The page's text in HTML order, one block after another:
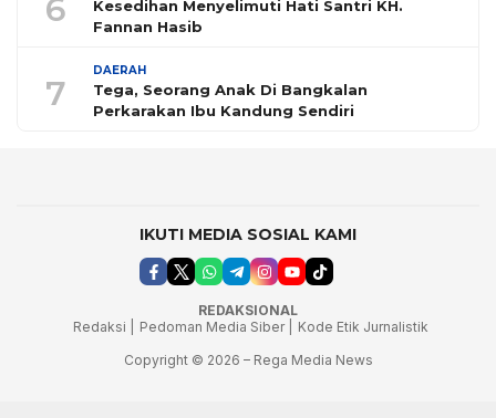
6
Kesedihan Menyelimuti Hati Santri KH.
Fannan Hasib
7
DAERAH
Tega, Seorang Anak Di Bangkalan
Perkarakan Ibu Kandung Sendiri
IKUTI MEDIA SOSIAL KAMI
REDAKSIONAL
Redaksi |
Pedoman Media Siber |
Kode Etik Jurnalistik
Copyright © 2026 – Rega Media News